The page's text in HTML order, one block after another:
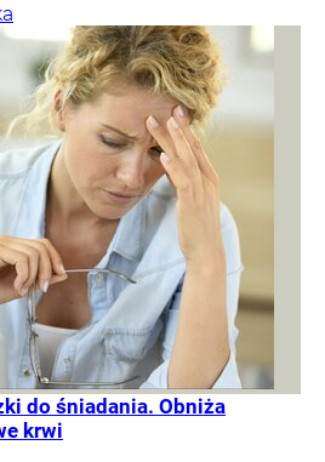
do śniadania. Obniża
krwi